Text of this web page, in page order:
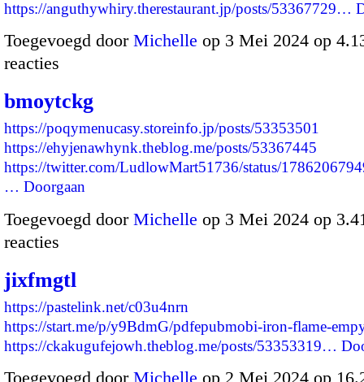
https://anguthywhiry.therestaurant.jp/posts/53367729…
Toegevoegd door Michelle op 3 Mei 2024 op
reacties
bmoytckg
https://poqymenucasy.storeinfo.jp/posts/53353501
https://ehyjenawhynk.theblog.me/posts/53367445
https://twitter.com/LudlowMart51736/status/
… Doorgaan
Toegevoegd door Michelle op 3 Mei 2024 op
reacties
jixfmgtl
https://pastelink.net/c03u4nrn
https://start.me/p/y9BdmG/pdfepubmobi-iron-flame-
https://ckakugufejowh.theblog.me/posts/53353319…
Toegevoegd door Michelle op 2 Mei 2024 op